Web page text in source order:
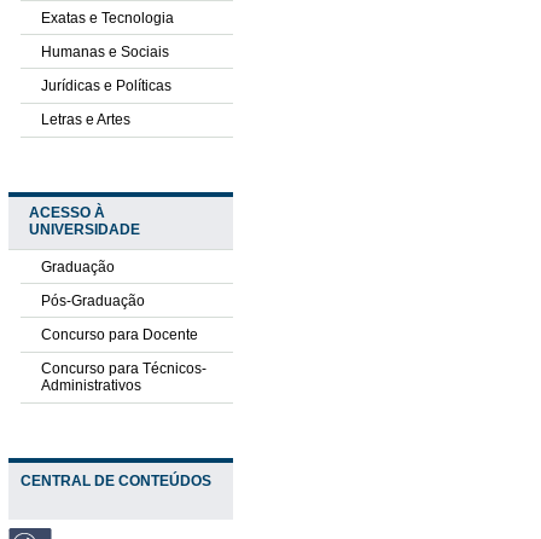
Exatas e Tecnologia
Humanas e Sociais
Jurídicas e Políticas
Letras e Artes
ACESSO À
UNIVERSIDADE
Graduação
Pós-Graduação
Concurso para Docente
Concurso para Técnicos-
Administrativos
CENTRAL DE CONTEÚDOS